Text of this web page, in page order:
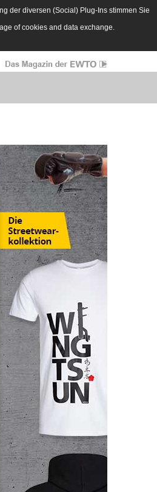
der diversen (Social) Plug-Ins stimmen Sie
of cookies and data exchange.